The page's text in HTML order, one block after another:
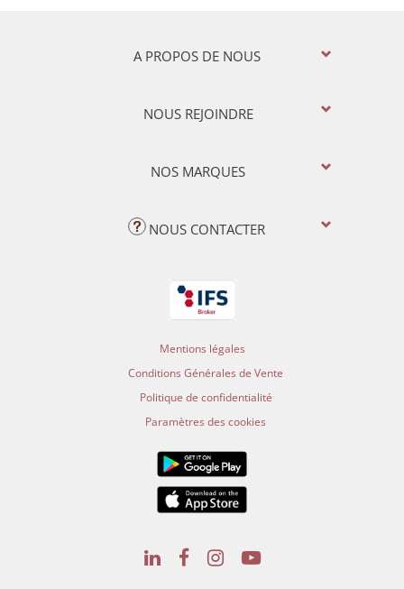
A PROPOS DE NOUS
NOUS REJOINDRE
NOS MARQUES
NOUS CONTACTER
Mentions légales
Conditions Générales de Vente
Politique de confidentialité
Paramètres des cookies